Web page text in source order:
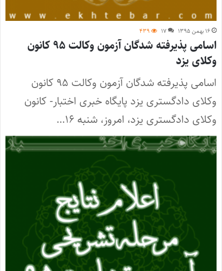
۱۶ بهمن ۱۳۹۵ ۱۷ ۴۳۹
اسامی پذیرفته شدگان آزمون وکالت ۹۵ کانون
وکلای یزد
اسامی پذیرفته شدگان آزمون وکالت ۹۵ کانون
وکلای دادگستری یزد پایگاه خبری اختبار- کانون
وکلای دادگستری یزد، امروز، شنبه ۱۶…